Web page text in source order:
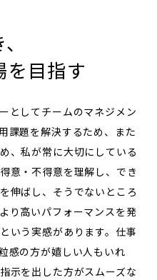
を目指す
としてチームのマネジメン
課題を解決するため、また
、私が常に大切にしている
意・不得意を理解し、でき
伸ばし、そうでないところ
り高いパフォーマンスを発
いう実感があります。仕事
感の方が嬉しい人もいれ
示を出した方がスムーズな